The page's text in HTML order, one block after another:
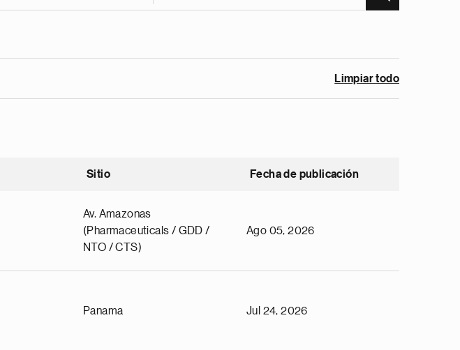
Limpiar todo
Sitio Fecha de publicación
Av. Amazonas
(Pharmaceuticals / GDD /
NTO / CTS)
Ago 05, 2026
Panama Jul 24, 2026